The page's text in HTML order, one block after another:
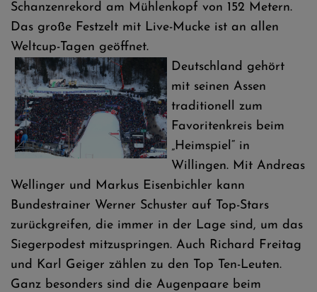
Schanzenrekord am Mühlenkopf von 152 Metern.
Das große Festzelt mit Live-Mucke ist an allen
Weltcup-Tagen geöffnet.
Deutschland gehört
mit seinen Assen
traditionell zum
Favoritenkreis beim
„Heimspiel“ in
Willingen. Mit Andreas
Wellinger und Markus Eisenbichler kann
Bundestrainer Werner Schuster auf Top-Stars
zurückgreifen, die immer in der Lage sind, um das
Siegerpodest mitzuspringen. Auch Richard Freitag
und Karl Geiger zählen zu den Top Ten-Leuten.
Ganz besonders sind die Augenpaare beim